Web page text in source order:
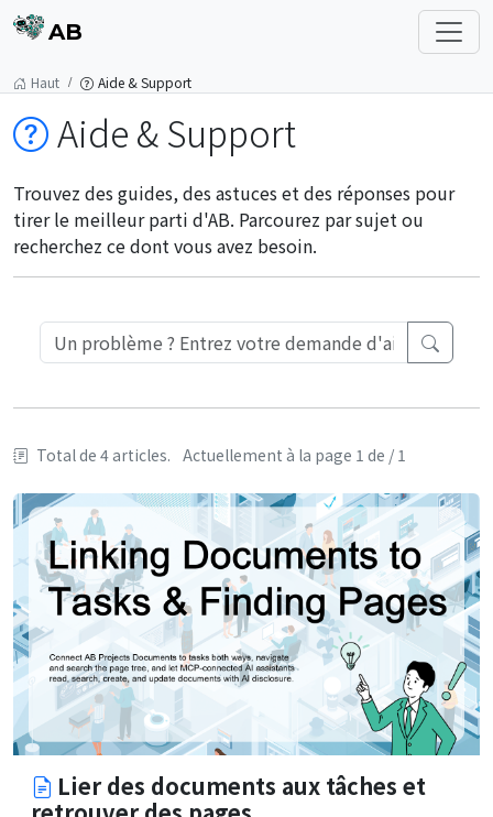
AB
Haut Aide & Support
Aide & Support
Trouvez des guides, des astuces et des réponses pour
tirer le meilleur parti d'AB. Parcourez par sujet ou
recherchez ce dont vous avez besoin.
Total de 4 articles. Actuellement à la page 1 de / 1
Lier des documents aux tâches et